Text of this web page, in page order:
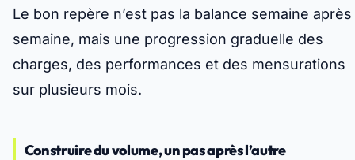
Le bon repère n’est pas la balance semaine après
semaine, mais une progression graduelle des
charges, des performances et des mensurations
sur plusieurs mois.
Construire du volume, un pas après l’autre